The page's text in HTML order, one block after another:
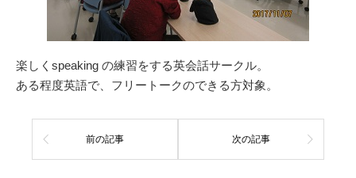
楽しくspeaking の練習をする英会話サークル。
ある程度英語で、フリートークのできる方対象。
前の記事 次の記事